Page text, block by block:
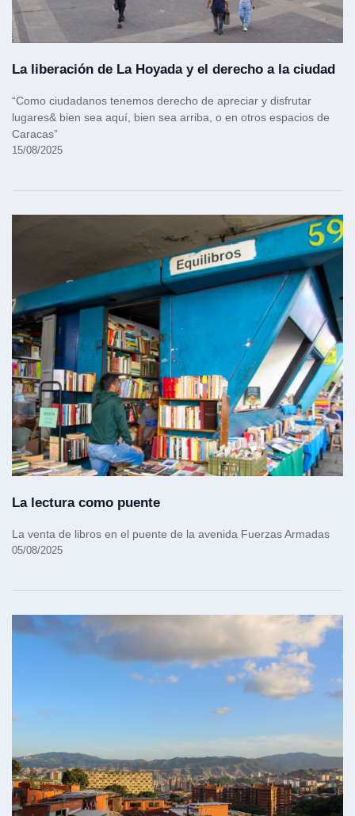
La liberación de La Hoyada y el derecho a la ciudad
“Como ciudadanos tenemos derecho de apreciar y disfrutar
lugares& bien sea aquí, bien sea arriba, o en otros espacios de
Caracas”
15/08/2025
La lectura como puente
La venta de libros en el puente de la avenida Fuerzas Armadas
05/08/2025